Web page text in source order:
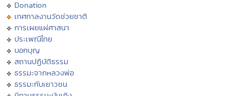
Donation
เทศกาลงานวัดช่วยชาติ
การเผยแผ่ศาสนา
ประเพณีไทย
บอกบุญ
สถานปฏิบัติธรรม
ธรรมะจากหลวงพ่อ
ธรรมะกับเยาวชน